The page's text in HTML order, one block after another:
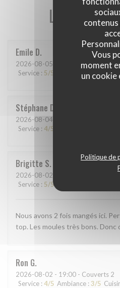
Vous
moment
un cookie
Politique de
Les avis de
Emile D
2026-08-05 - 12:45 - Couverts 4
Service : 5/5 Ambiance: 5/5
Stéphane D
2026-08-04
Service : 4/5
Brigitte S
2026-08-02
Service : 5/5
Nous avons 2 fois mangés ici.
top. Les moules très bons. Donc
Ron G
2026-08-02 - 19:00 - Couverts 2
Service : 4/5 Ambiance : 3/5